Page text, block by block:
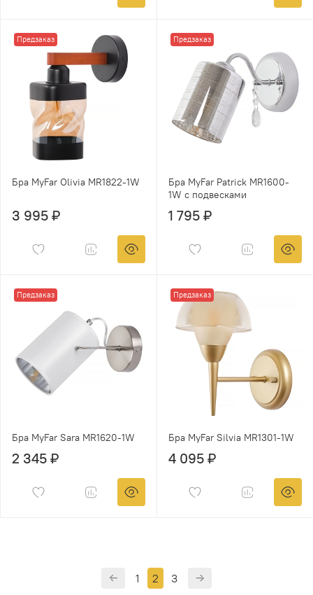
Предзаказ
Бра MyFar Olivia MR1822-1W
3 995 ₽
Предзаказ
Бра MyFar Patrick MR1600-
1W с подвесками
1 795 ₽
Предзаказ
Бра MyFar Sara MR1620-1W
2 345 ₽
Предзаказ
Бра MyFar Silvia MR1301-1W
4 095 ₽
1 2 3